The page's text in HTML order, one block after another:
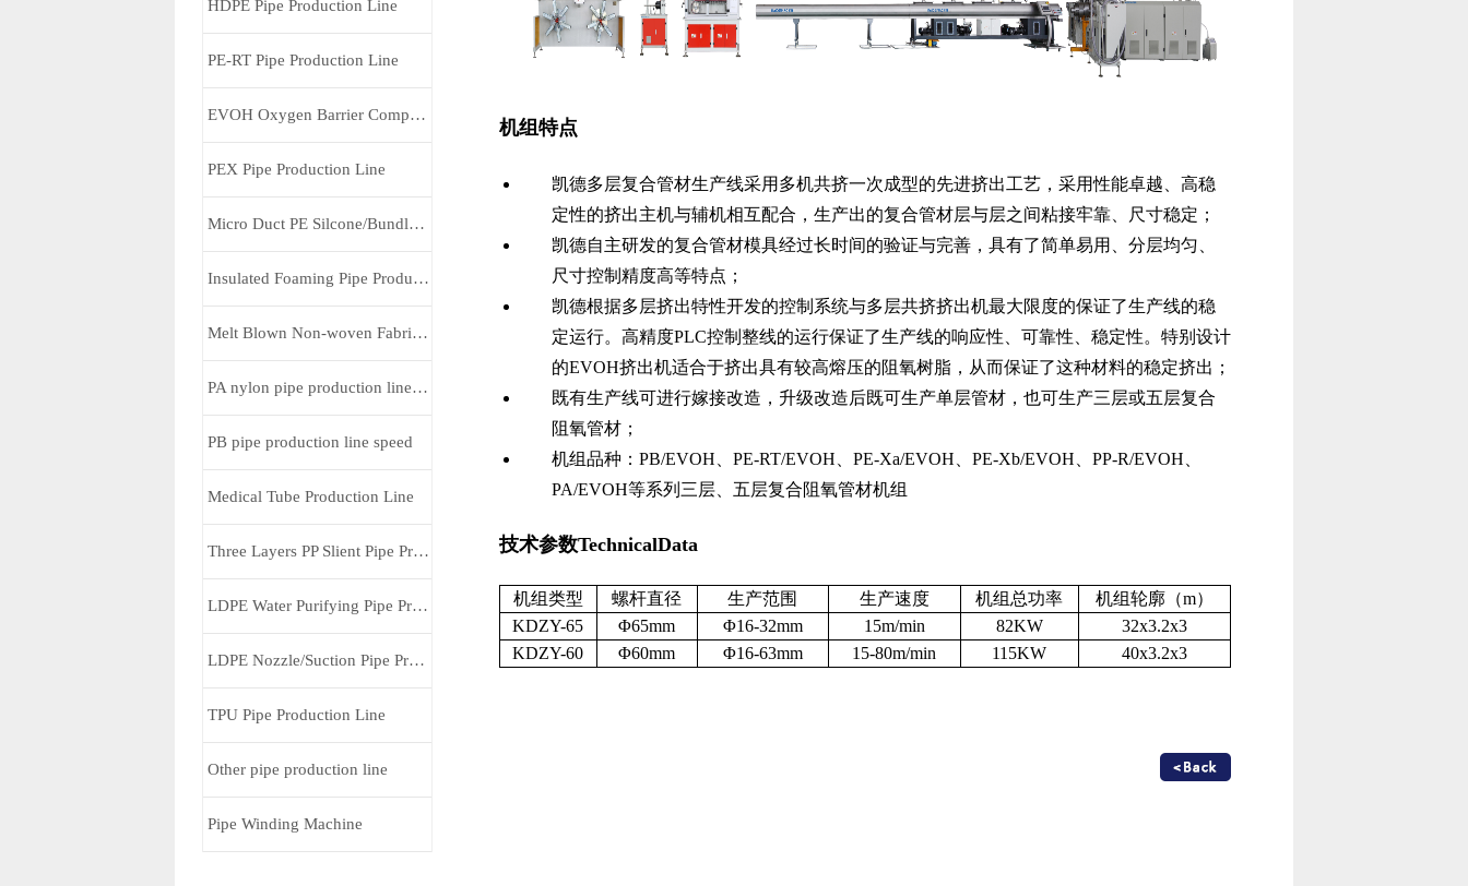
HDPE Pipe Production Line
PE-RT Pipe Production Line
EVOH Oxygen Barrier Composite Pipe Line
PEX Pipe Production Line
Micro Duct PE Silcone/Bundles Pipe Line
Insulated Foaming Pipe Production Line
Melt Blown Non-woven Fabric Production Line
PA nylon pipe production line speed
PB pipe production line speed
Medical Tube Production Line
Three Layers PP Slient Pipe Production Line
LDPE Water Purifying Pipe Production Line
LDPE Nozzle/Suction Pipe Production Line
TPU Pipe Production Line
Other pipe production line
Pipe Winding Machine
机组特点
凯德多层复合管材生产线采用多机共挤一次成型的先进挤出工艺，采用性能卓越、高稳
定性的挤出主机与辅机相互配合，生产出的复合管材层与层之间粘接牢靠、尺寸稳定；
凯德自主研发的复合管材模具经过长时间的验证与完善，具有了简单易用、分层均匀、
尺寸控制精度高等特点；
凯德根据多层挤出特性开发的控制系统与多层共挤挤出机最大限度的保证了生产线的稳
定运行。高精度PLC控制整线的运行保证了生产线的响应性、可靠性、稳定性。特别设计
的EVOH挤出机适合于挤出具有较高熔压的阻氧树脂，从而保证了这种材料的稳定挤出；
既有生产线可进行嫁接改造，升级改造后既可生产单层管材，也可生产三层或五层复合
阻氧管材；
机组品种： PB/EVOH、PE-RT/EVOH、PE-Xa/EVOH、PE-Xb/EVOH、PP-R/EVOH、
PA/EVOH等系列三层、五层复合阻氧管材机组
技术参数TechnicalData
机组类型 螺杆直径 生产范围 生产速度 机组总功率
机组轮廓（m）
KDZY-65
Φ65mm Φ16-32mm 15m/min 82KW
32x3.2x3
KDZY-60
Φ60mm Φ16-63mm 15-80m/min 115KW 40x3.2x3